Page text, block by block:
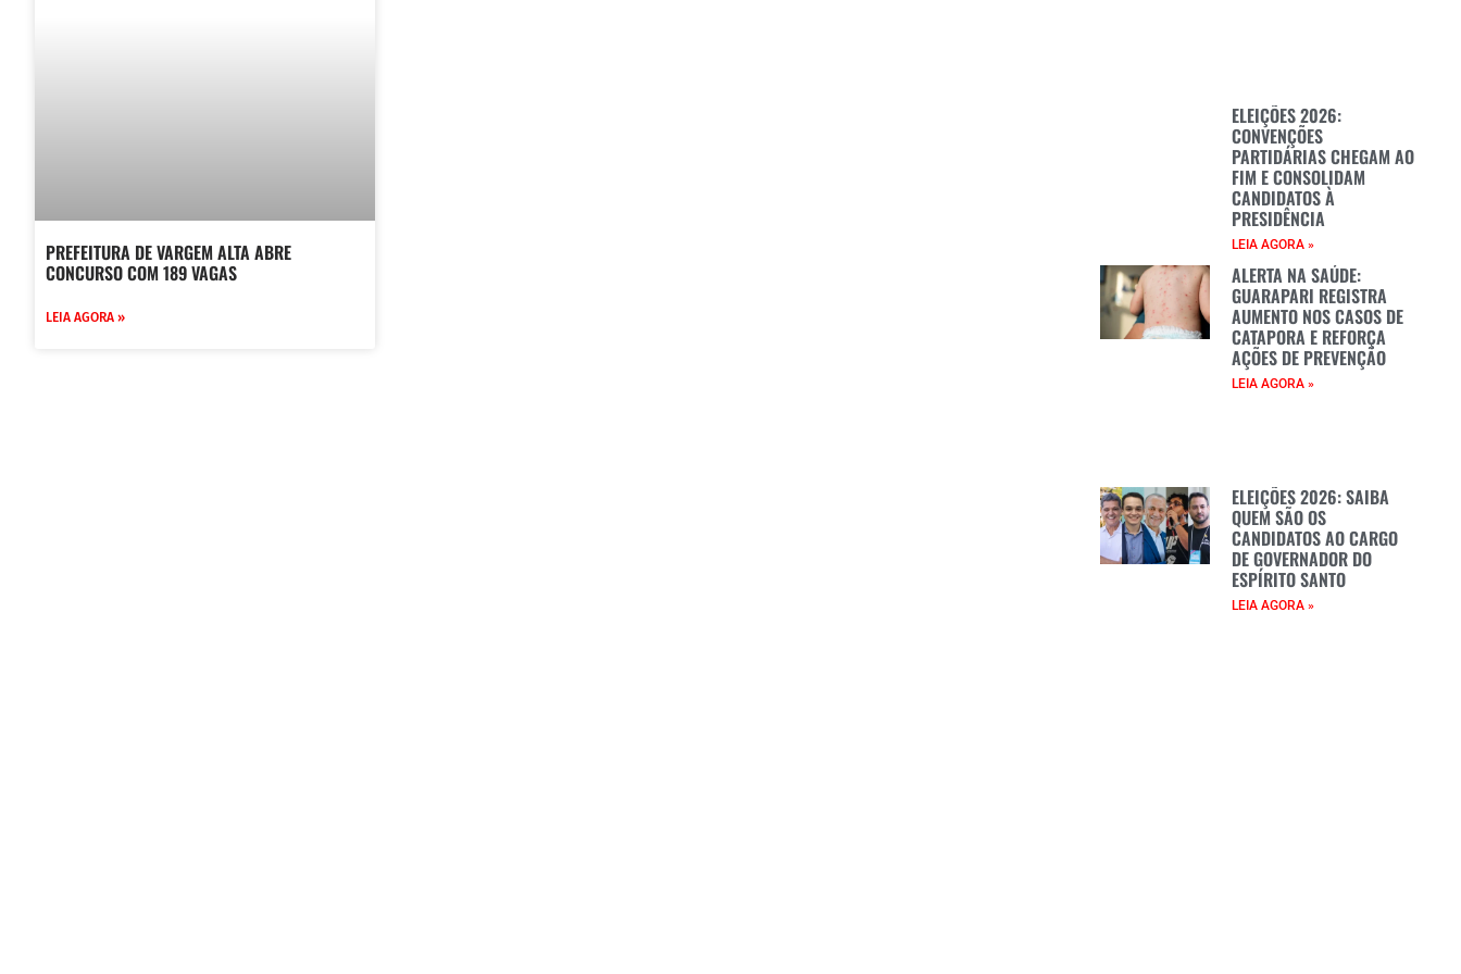
PREFEITURA DE VARGEM ALTA ABRE
CONCURSO COM 189 VAGAS
LEIA AGORA »
ELEIÇÕES 2026:
CONVENÇÕES
PARTIDÁRIAS CHEGAM AO
FIM E CONSOLIDAM
CANDIDATOS À
PRESIDÊNCIA
LEIA AGORA »
ALERTA NA SAÚDE:
GUARAPARI REGISTRA
AUMENTO NOS CASOS DE
CATAPORA E REFORÇA
AÇÕES DE PREVENÇÃO
LEIA AGORA »
ELEIÇÕES 2026: SAIBA
QUEM SÃO OS
CANDIDATOS AO CARGO
DE GOVERNADOR DO
ESPÍRITO SANTO
LEIA AGORA »